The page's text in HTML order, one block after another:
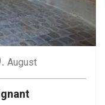
August